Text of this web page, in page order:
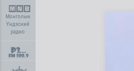
Монголын
Үндэсний
радио